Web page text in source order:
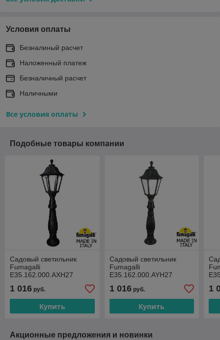
Условия оплаты
Безналиный расчет
Наложенный платеж
Безналичный расчет
Наличными
Все условия оплаты
Подобные товары компании
Садовый светильник
Fumagalli
E35.162.000.AXH27
1 016 руб.
Купить
Садовый светильник
Fumagalli
E35.162.000.AYH27
1 016руб.
Купить
1
Акционные предложения и новинки